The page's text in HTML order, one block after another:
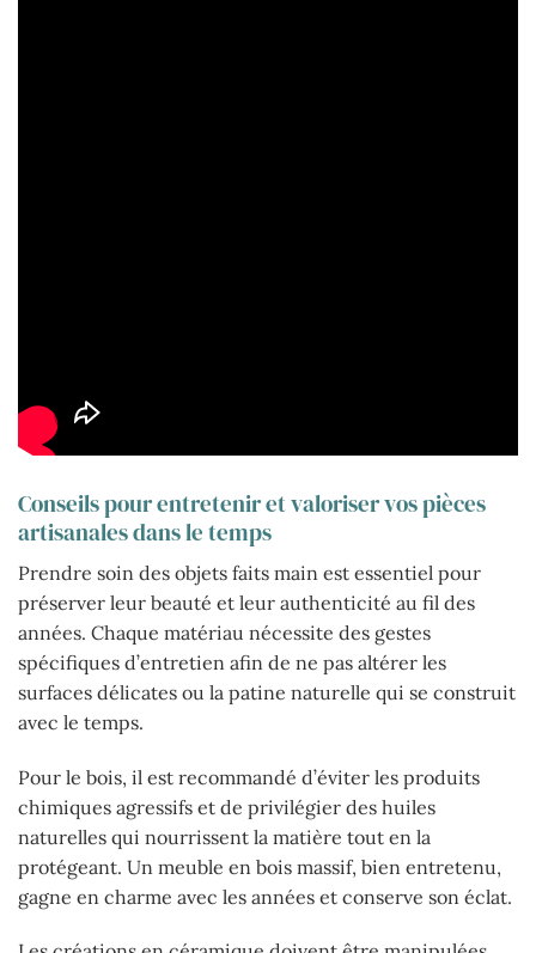
Conseils pour entretenir et valoriser vos pièces
artisanales dans le temps
Prendre soin des objets faits main est essentiel pour
préserver leur beauté et leur authenticité au fil des
années. Chaque matériau nécessite des gestes
spécifiques d’entretien afin de ne pas altérer les
surfaces délicates ou la patine naturelle qui se construit
avec le temps.
Pour le bois, il est recommandé d’éviter les produits
chimiques agressifs et de privilégier des huiles
naturelles qui nourrissent la matière tout en la
protégeant. Un meuble en bois massif, bien entretenu,
gagne en charme avec les années et conserve son éclat.